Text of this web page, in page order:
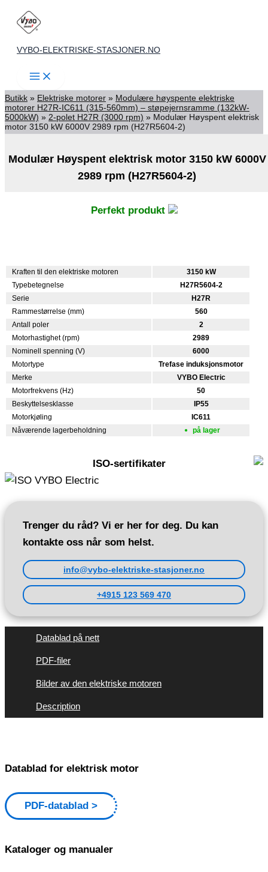
Skip
content
VYBO-ELEKTRISKE-STASJONER.NO
Butikk » Elektriske motorer » Modulære høyspente elektriske
motorer H27R-IC611 (315-560mm) – støpejernsramme (132kW-
5000kW) » 2-polet H27R (3000 rpm) » Modulær Høyspent elektrisk
motor 3150 kW 6000V 2989 rpm (H27R5604-2)
Modulær Høyspent elektrisk motor 3150 kW 6000V
2989 rpm (H27R5604-2)
Perfekt produkt
Kraften til den elektriske motoren
3150 kW
Typebetegnelse
H27R5604-2
Serie
H27R
Rammestørrelse (mm)
560
Antall poler
2
Motorhastighet (rpm)
2989
Nominell spenning (V)
6000
Motortype
Trefase induksjonsmotor
Merke
VYBO Electric
Motorfrekvens (Hz)
50
Beskyttelsesklasse
IP55
Motorkjøling
IC611
Nåværende lagerbeholdning
på lager
ISO-sertifikater
Trenger du råd? Vi er her for deg. Du kan
kontakte oss når som helst.
info@vybo-elektriske-stasjoner.no
+4915 123 569 470
Datablad på nett
PDF-filer
Bilder av den elektriske motoren
Description
Datablad for elektrisk motor
PDF-datablad
Kataloger og manualer